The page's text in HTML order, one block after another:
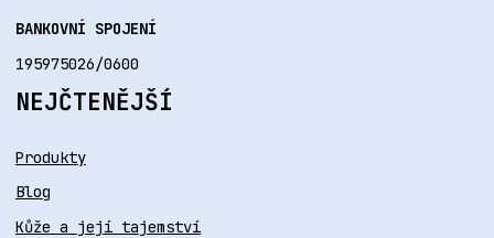
BANKOVNÍ SPOJENÍ
195975026/0600
NEJČTENĚJŠÍ
Produkty
Blog
Kůže a její tajemství